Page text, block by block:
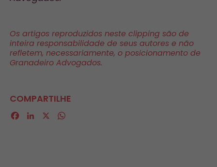
Os artigos reproduzidos neste clipping são de
inteira responsabilidade de seus autores e não
refletem, necessariamente, o posicionamento de
Granadeiro Advogados.
COMPARTILHE
Facebook
LinkedIn